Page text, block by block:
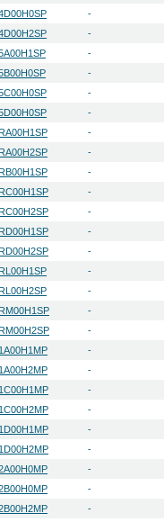
-
-
-
-
-
-
-
-
-
-
-
-
-
-
-
-
-
-
-
-
-
-
-
-
-
-